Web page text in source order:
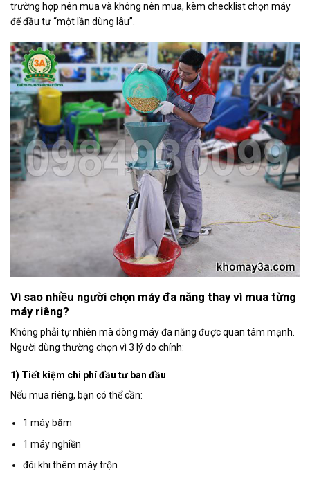
trường hợp nên mua và không nên mua, kèm checklist chọn máy
để đầu tư “một lần dùng lâu”.
Vì sao nhiều người chọn máy đa năng thay vì mua từng
máy riêng?
Không phải tự nhiên mà dòng máy đa năng được quan tâm mạnh.
Người dùng thường chọn vì 3 lý do chính:
1) Tiết kiệm chi phí đầu tư ban đầu
Nếu mua riêng, bạn có thể cần:
1 máy băm
1 máy nghiền
đôi khi thêm máy trộn